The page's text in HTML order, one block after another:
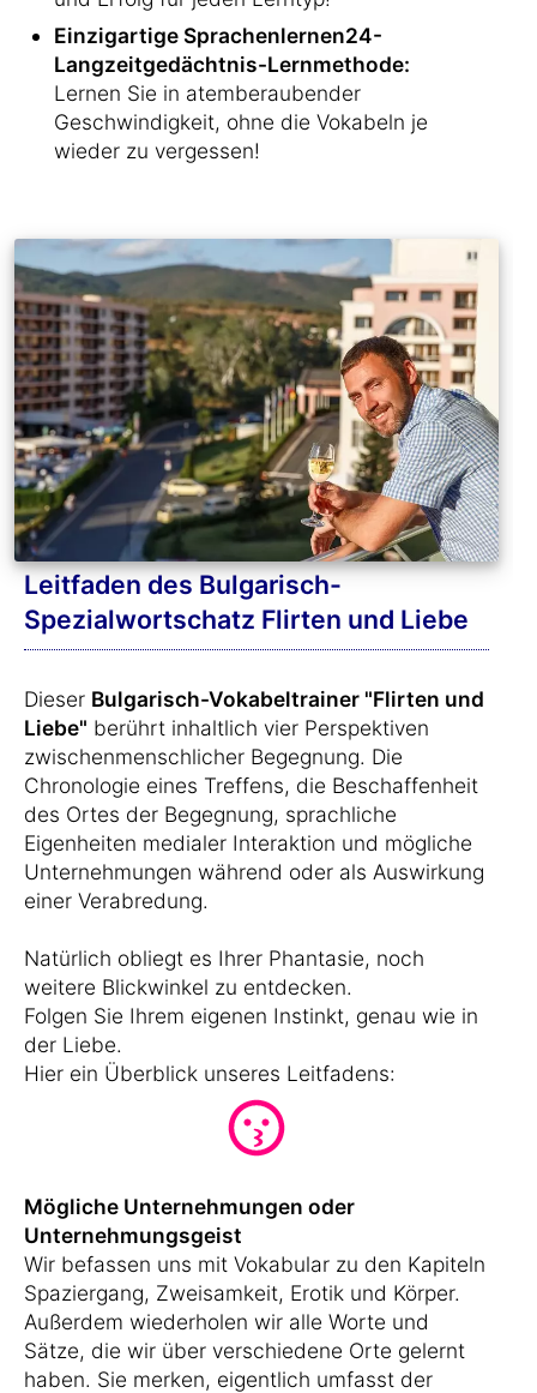
Einzigartige Sprachenlernen24-
Langzeitgedächtnis-Lernmethode:
Lernen Sie in atemberaubender
Geschwindigkeit, ohne die Vokabeln je
wieder zu vergessen!
Leitfaden des Bulgarisch-
Spezialwortschatz Flirten und Liebe
Dieser Bulgarisch-Vokabeltrainer "Flirten und
Liebe" berührt inhaltlich vier Perspektiven
zwischenmenschlicher Begegnung. Die
Chronologie eines Treffens, die Beschaffenheit
des Ortes der Begegnung, sprachliche
Eigenheiten medialer Interaktion und mögliche
Unternehmungen während oder als Auswirkung
einer Verabredung.
Natürlich obliegt es Ihrer Phantasie, noch
weitere Blickwinkel zu entdecken.
Folgen Sie Ihrem eigenen Instinkt, genau wie in
der Liebe.
Hier ein Überblick unseres Leitfadens:
Mögliche Unternehmungen oder
Unternehmungsgeist
Wir befassen uns mit Vokabular zu den Kapiteln
Spaziergang, Zweisamkeit, Erotik und Körper.
Außerdem wiederholen wir alle Worte und
Sätze, die wir über verschiedene Orte gelernt
haben. Sie merken, eigentlich umfasst der